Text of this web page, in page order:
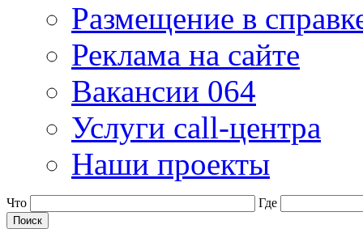
Размещение в
Реклама на сайте
Вакансии 064
Услуги call-центра
Наши проекты
Что Где